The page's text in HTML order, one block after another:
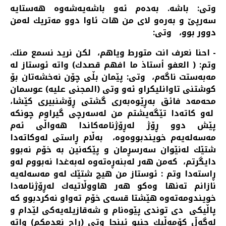
وتی: باشه‌. به‌ده‌م ئه‌و باشه‌یه‌شه‌وه‌ هه‌ستایه‌
سه‌رپێ و به‌ره‌و لای من هات ئاوا دوو مه‌تریك له‌من
دوور بوو، وتی:
- احنا نعرف انت متورط ویاهم، لكن نرید نسمع منك.
وتم: ( العفو أستاذ ما افهم قصدك) واته‌ ئوستاز له‌
مه‌به‌ستت ناگه‌م، وتی: پێمان بڵی چۆن نه‌خشه‌تان بۆ
كوشتنی تاوانلیكراو ئه‌و وتی (المجنی علیه‌) عوسمان
محه‌مه‌د فائق به‌ڕێوه‌به‌ری گشتی ڕۆشنبیری كێشا،
له‌و كاته‌دا تێگه‌یشتم من له‌سه‌رچی گیراوم چونكه
پێش دوو ڕۆژ له‌ڕۆژنامه‌كاندا هه‌واڵی ئه‌م
مه‌سه‌له‌یه‌م خویندبووه‌وه، به‌ڵام ڕاستی له‌وكاته‌دا
شتێك له‌نێوان سه‌رسڕمان و پێكه‌نین به‌ خۆم نه‌بوو
دایگرتم، كه‌من هه‌ر له‌بنه‌ڕه‌ته‌وه‌ له‌به‌غدا نه‌بووم له‌و
ڕاسته‌دا وتم : ئوستاز من هیچ شتێك له‌و مه‌سه‌له‌یه‌
نازانم ته‌نها وه‌كو هه‌ر هاووڵاتیه‌ك له‌ڕۆژنامه‌دا
خویندومه‌ته‌وه‌ هێشتا قسه‌ی خۆم ته‌واو نه‌كردبوو كه‌
پاڵیكی دی توندی پێوه‌نام و شه‌قازیله‌یه‌كی لێدام و
له‌گه‌ڵ كۆمه‌ڵیك جنیو ئینجا وتی (راح نعدمكم) واته‌